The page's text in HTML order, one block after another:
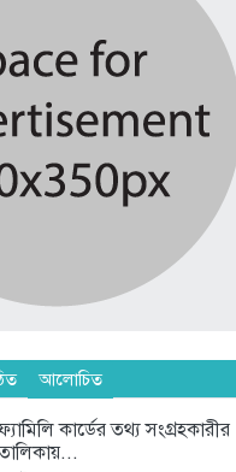
আলোচিত
কার্ডের তথ্য সংগ্রহকারীর